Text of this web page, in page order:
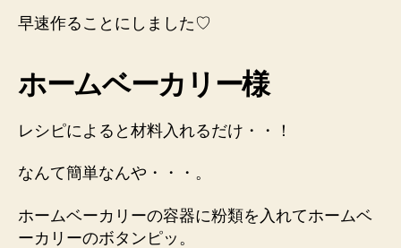
早速作ることにしました♡
ホームベーカリー様
レシピによると材料入れるだけ・・！
なんて簡単なんや・・・。
ホームベーカリーの容器に粉類を入れてホームベ
ーカリーのボタンピッ。